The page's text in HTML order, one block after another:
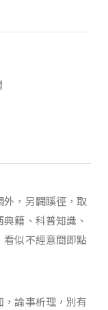
外，另闢蹊徑，取
籍、科普知識、
看似不經意間即點
論事析理，別有